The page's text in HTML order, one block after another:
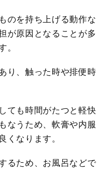
のを持ち上げる動作な
が原因となることが多
。
り、触った時や排便時
ても時間がたつと軽快
なうため、軟膏や内服
くなります。
るため、お風呂などで